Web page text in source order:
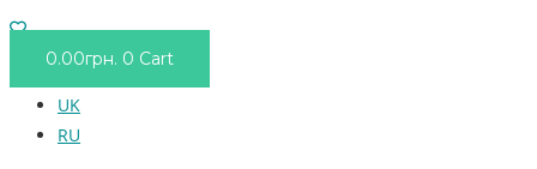
0.00грн. 0 Cart
UK
RU